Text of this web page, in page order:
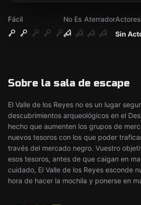
Fácil
No Es Aterrador
Sin
Actores
Sobre la sala de escape
El Valle de los Reyes no es un lugar
descubrimientos arqueológicos en el
hecho que aumenten los grupos de
nuevos tesoros con los que poder
través del mercado negro. Vuestro
esos tesoros, antes de que caigan en
cuidado, El Valle de los Reyes esconde
hora de hacer la mochila y ponerse en